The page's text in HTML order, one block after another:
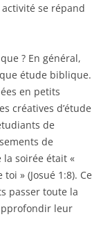
se répand
? En général,
étude biblique.
en petits
créatives d’étude
de
de
la soirée était «
» (Josué 1:8). Ce
passer toute la
leur